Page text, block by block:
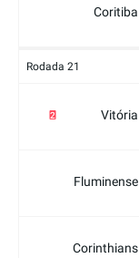
Coritiba
Rodada 21
Vitória
2
Fluminense
Corinthians